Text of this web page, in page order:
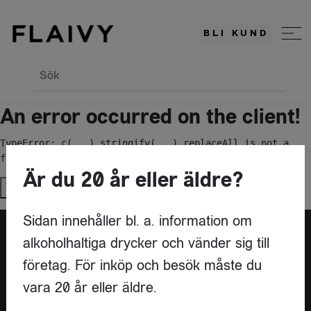
BLI KUND
Sök
An error occurred on the client!
TypeError: c(...).stringify(...).replaceAll is not a
function
Try again
Är du leverantör?
Är du 20 år eller äldre?
Sidan innehåller bl. a. information om
alkoholhaltiga drycker och vänder sig till
företag. För inköp och besök måste du
vara 20 år eller äldre.